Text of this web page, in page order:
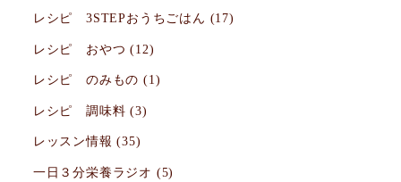
レシピ 3STEPおうちごはん (17)
レシピ おやつ (12)
レシピ のみもの (1)
レシピ 調味料 (3)
レッスン情報 (35)
一日３分栄養ラジオ (5)